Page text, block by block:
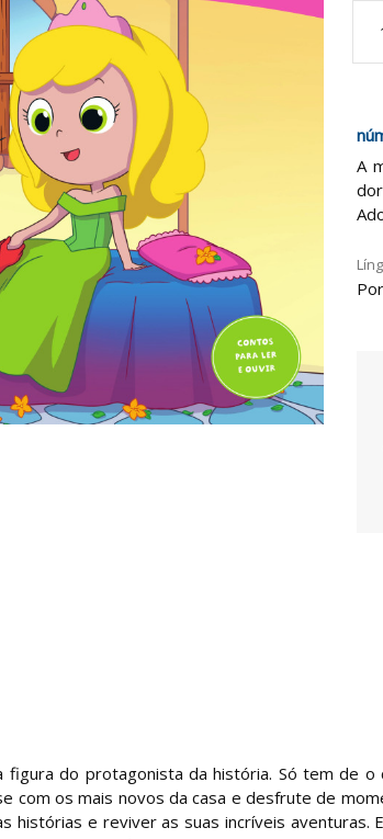
A
figura do protagonista da história. Só tem de
com os mais novos da casa e desfrute de
histórias e reviver as suas incríveis aventuras.